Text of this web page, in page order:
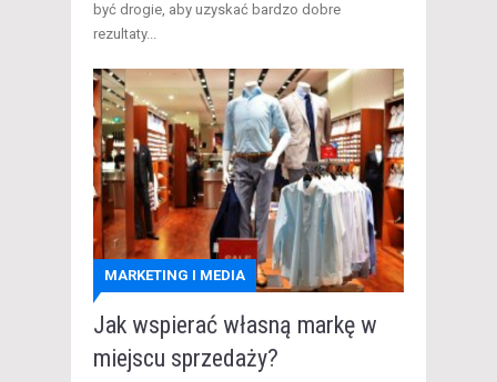
być drogie, aby uzyskać bardzo dobre
rezultaty...
MARKETING I MEDIA
Jak wspierać własną markę w
miejscu sprzedaży?